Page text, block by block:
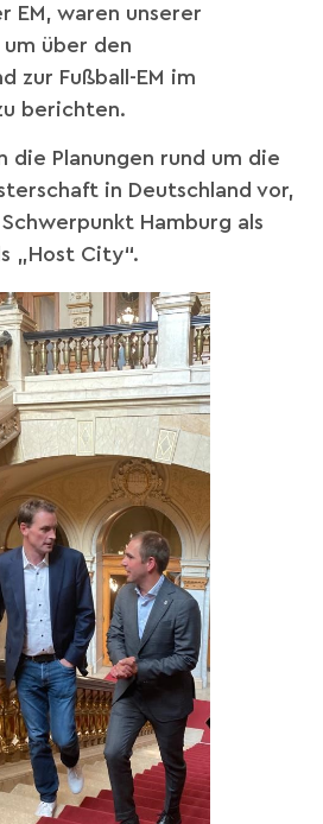
EM, waren unserer
über den
zur Fußball-EM im
berichten.
die Planungen rund um die
in Deutschland vor,
Hamburg als
„Host City“.